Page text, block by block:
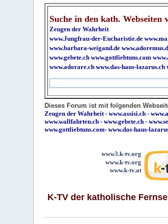
Suche in den kath. Webseiten
Zeugen der Wahrheit
www.Jungfrau-der-Eucharistie.de
www.barbara-weigand.de
www.gebete.ch www.gottliebtuns.com
www.adorare.ch www.das-haus-lazarus.ch
Dieses Forum ist mit folgenden
Zeugen der Wahrheit-www.assisi.ch -
www.wallfahrten.ch -www.gebete.ch -
www.gottliebtuns.com-www.das-haus-
www3.k-tv.org
www.k-tv.org
www.k-tv.at
K-TV der katholische